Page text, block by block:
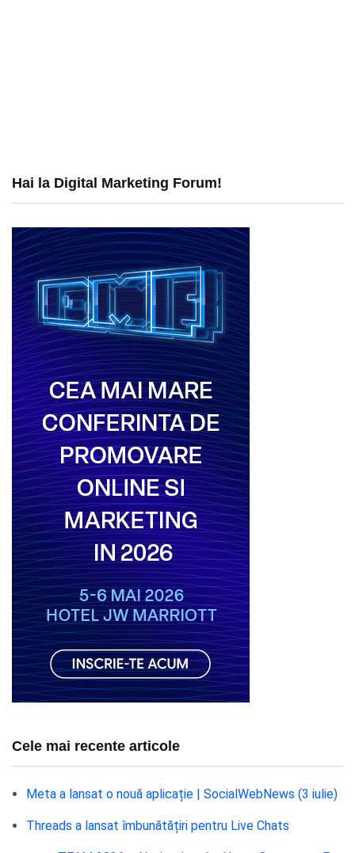
Hai la Digital Marketing Forum!
Cele mai recente articole
Meta a lansat o nouă aplicație | SocialWebNews (3 iulie)
Threads a lansat îmbunătățiri pentru Live Chats